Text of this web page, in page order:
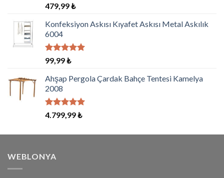
5 üzerinden
5.00oy
aldı
479,99₺
Konfeksiyon Askısı Kıyafet Askısı Metal Askılık
6004
5 üzerinden
5.00
aldı
99,99₺
Ahşap Pergola Çardak Bahçe Tentesi Kamelya
2008
5 üzerinden
oy
4.799,99₺
WEBLONYA